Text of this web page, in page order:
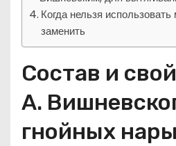
Когда нельзя
заменить
Состав и
А.
гнойных